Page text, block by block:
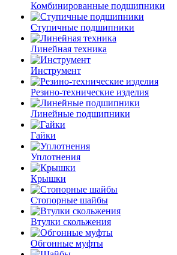
Комбинированные подшипники
Ступичные подшипники
Линейная техника
Инструмент
Резино-технические изделия
Линейные подшипники
Гайки
Уплотнения
Крышки
Стопорные шайбы
Втулки скольжения
Обгонные муфты